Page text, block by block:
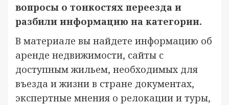
вопросы о тонкостях переезда и
разбили информацию на категории.
В материале вы найдете информацию об
аренде недвижимости, сайты с
доступным жильем, необходимых для
въезда и жизни в стране документах,
экспертные мнения о релокации и туры,